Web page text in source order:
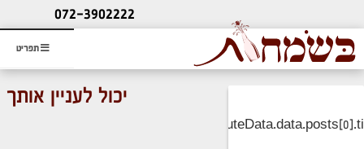
תפריט
ליעוץ חינם
והזמנת כרטיס שמחות
072-3902222
יכול לעניין אותך